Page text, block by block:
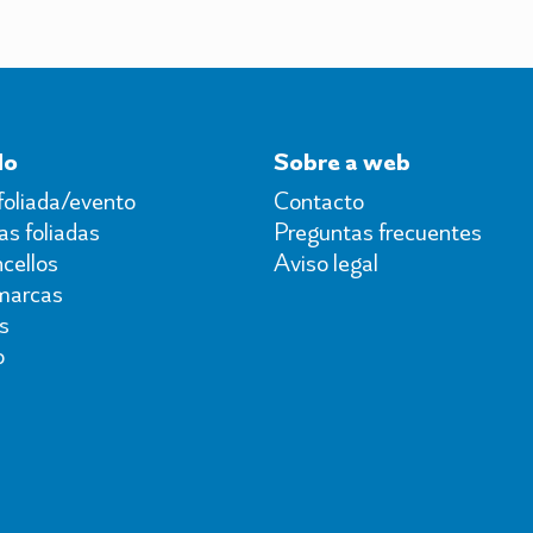
evento
foliadas
Sobre a web
Contacto
Preguntas frecuentes
Aviso legal